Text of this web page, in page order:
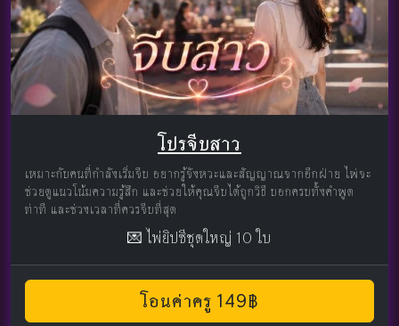
โปรจีบสาว
เหมาะกับคนที่กำลังเริ่มจีบ อยากรู้จังหวะและสัญญาณจากอีกฝ่าย ไพ่จะ
ช่วยดูแนวโน้มความรู้สึก และช่วยให้คุณจีบได้ถูกวิธี บอกครบทั้งคำพูด
ท่าที และช่วงเวลาที่ควรจีบที่สุด
💌 ไพ่ยิปซีชุดใหญ่ 10 ใบ
โอนค่าครู 149฿